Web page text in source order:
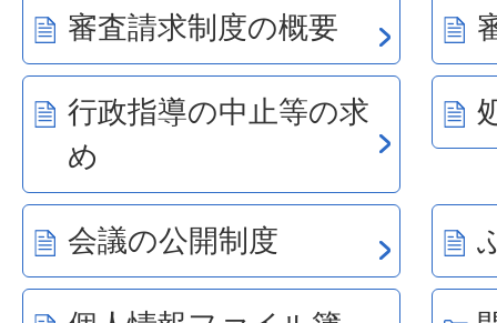
審査請求制度の概要
行政指導の中止等の求
め
会議の公開制度